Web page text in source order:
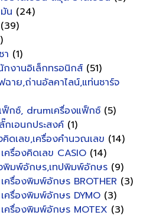
น (24)
(39)
า (1)
งานอิเล็กทรอนิกส์ (51)
ฉาย,ถ่านอัลคาไลน์,แท่นชาร์จ
กซ์, drumเครื่องแฟ็กซ์ (5)
กเอนกประสงค์ (1)
คิดเลข,เครื่องคำนวณเลข (14)
เครื่องคิดเลข CASIO (14)
พิมพ์อักษร,เทปพิมพ์อักษร (9)
เครื่องพิมพ์อักษร BROTHER (3)
เครื่องพิมพ์อักษร DYMO (3)
เครื่องพิมพ์อักษร MOTEX (3)